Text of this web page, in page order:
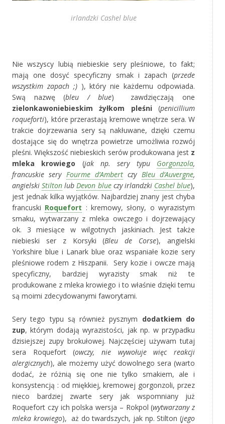
irlandzki Cashel blue
Nie wszyscy lubią niebieskie sery pleśniowe, to fakt;
mają one dosyć specyficzny smak i zapach (przede
wszystkim zapach ;)), który nie każdemu odpowiada.
Swą nazwę (bleu / blue) zawdzięczają one
zielonkawoniebieskim żyłkom pleśni(penicillium
roqueforti), które przerastają kremowe wnętrze sera. W
trakcie dojrzewania sery są nakłuwane, dzięki czemu
dostające się do wnętrza powietrze umożliwia rozwój
pleśni. Większość niebieskich serów produkowana jest z
mleka krowiego (jak np. sery typu Gorgonzola,
francuskie sery Fourme d’Ambert czy Bleu d’Auvergne,
angielskiStilton lubDevon blueczy irlandzki Cashel blue),
jest jednak kilka wyjątków. Najbardziej znany jest chyba
francuski Roquefort : kremowy, słony, o wyrazistym
smaku, wytwarzany z mleka owczego i dojrzewający
ok. 3 miesiące w wilgotnych jaskiniach. Jest także
niebieski ser z Korsyki (Bleu de Corse), angielski
Yorkshire blue i Lanark blue oraz wspaniałe kozie sery
pleśniowe rodem z Hiszpanii. Sery kozie i owcze mają
specyficzny, bardziej wyrazisty smak niż te
produkowane z mleka krowiego i to właśnie dzięki temu
są moimi zdecydowanymi faworytami.
Sery tego typu są również pysznym dodatkiem do
zup, którym dodają wyrazistości, jak np. w przypadku
dzisiejszej zupy brokułowej. Najczęściej używam tutaj
sera Roquefort (owczy, nie wywołuje więc reakcji
alergicznych), ale możemy użyć dowolnego sera (warto
dodać, że różnią się one nie tylko smakiem, ale i
konsystencją : od miękkiej, kremowej gorgonzoli, przez
nieco bardziej zwarte sery jak wspomniany już
Roquefort czy ich polska wersja – Rokpol (wytwarzany z
mleka krowiego), aż do twardszych, jak np. Stilton (jego